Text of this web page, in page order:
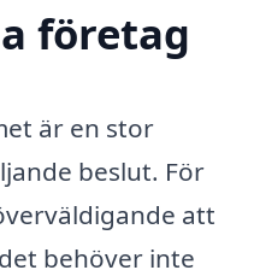
företag
är en stor
beslut. För
att
behöver inte